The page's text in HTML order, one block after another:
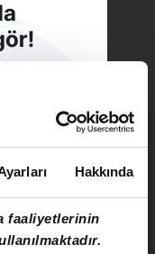
Hakkında
faaliyetlerinin
çarpıştı: